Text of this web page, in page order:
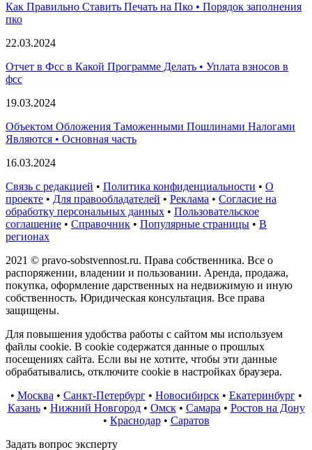
Как Правильно Ставить Печать на Пко • Порядок заполнения
пко
22.03.2024
Отчет в Фсс в Какой Программе Делать • Уплата взносов в
фсс
19.03.2024
Объектом Обложения Таможенными Пошлинами Налогами
Являются • Основная часть
16.03.2024
Связь с редакцией • Политика конфиденциальности • О
проекте • Для правообладателей • Реклама • Согласие на
обработку персональных данных • Пользовательское
соглашение • Справочник • Популярные страницы • В
регионах
2021 © pravo-sobstvennost.ru. Права собственника. Все о
распоряжении, владении и пользовании. Аренда, продажа,
покупка, оформление дарственных на недвижимую и иную
собственность. Юридическая консультация. Все права
защищены.
Для повышения удобства работы с сайтом мы используем
файлы cookie. В cookie содержатся данные о прошлых
посещениях сайта. Если вы не хотите, чтобы эти данные
обрабатывались, отключите cookie в настройках браузера.
• Москва • Санкт-Петербург• Новосибирск• Екатеринбург•
Казань• Нижний Новгород• Омск• Самара • Ростов на Дону
• Краснодар• Саратов
Задать вопрос эксперту